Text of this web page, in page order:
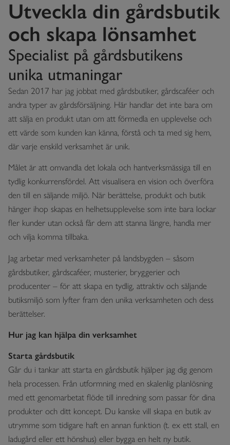
Utveckla din gårdsbutik
och skapa lönsamhet
Specialist på gårdsbutikens
unika utmaningar
Sedan 2017 har jag jobbat med gårdsbutiker, gårdscaféer och
andra typer av gårdsförsäljning. Här handlar det inte bara om
att sälja en produkt utan om att förmedla en upplevelse och
ett värde som kunden kan känna, förstå och ta med sig hem,
där varje enskild verksamhet är unik.
Målet är att omvandla det lokala och hantverksmässiga till en
tydlig konkurrensfördel. Att visualisera en vision och överföra
den till en säljande miljö. När berättelse, produkt och butik
hänger ihop skapas en helhetsupplevelse som inte bara lockar
fler kunder utan också får dem att stanna längre, handla mer
och vilja komma tillbaka.
Jag arbetar med verksamheter på landsbygden – såsom
gårdsbutiker, gårdscaféer, musterier, bryggerier och
producenter – för att skapa en tydlig, attraktiv och säljande
butiksmiljö som lyfter fram den unika verksamheten och dess
berättelser.
Hur jag kan hjälpa din verksamhet
Starta gårdsbutik
Går du i tankar att starta en gårdsbutik hjälper jag dig genom
hela processen. Från utformning med en skalenlig planlösning
med ett genomarbetat flöde till inredning som passar för dina
produkter och ditt koncept. Du kanske vill skapa en butik av
utrymme som tidigare haft en annan funktion (t. ex ett stall, en
ladugård eller ett hönshus) eller bygga en helt ny butik.